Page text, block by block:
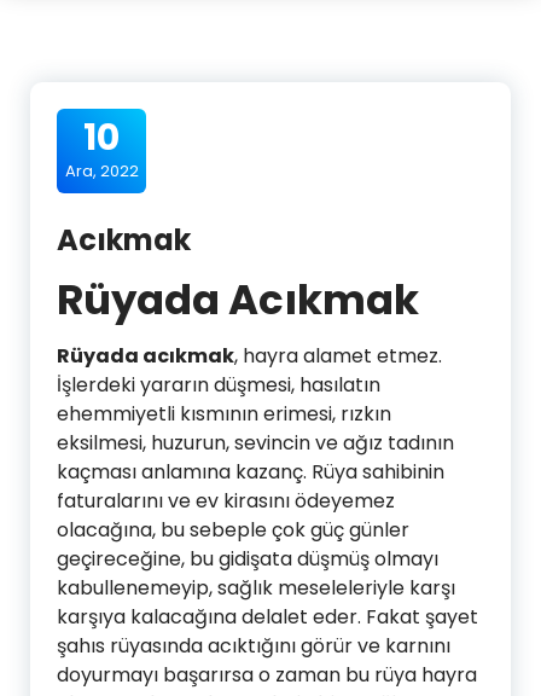
10
Ara, 2022
Acıkmak
Rüyada Acıkmak
Rüyada acıkmak, hayra alamet etmez.
İşlerdeki yararın düşmesi, hasılatın
ehemmiyetli kısmının erimesi, rızkın
eksilmesi, huzurun, sevincin ve ağız tadının
kaçması anlamına kazanç. Rüya sahibinin
faturalarını ve ev kirasını ödeyemez
olacağına, bu sebeple çok güç günler
geçireceğine, bu gidişata düşmüş olmayı
kabullenemeyip, sağlık meseleleriyle karşı
karşıya kalacağına delalet eder. Fakat şayet
şahıs rüyasında acıktığını görür ve karnını
doyurmayı başarırsa o zaman bu rüya hayra